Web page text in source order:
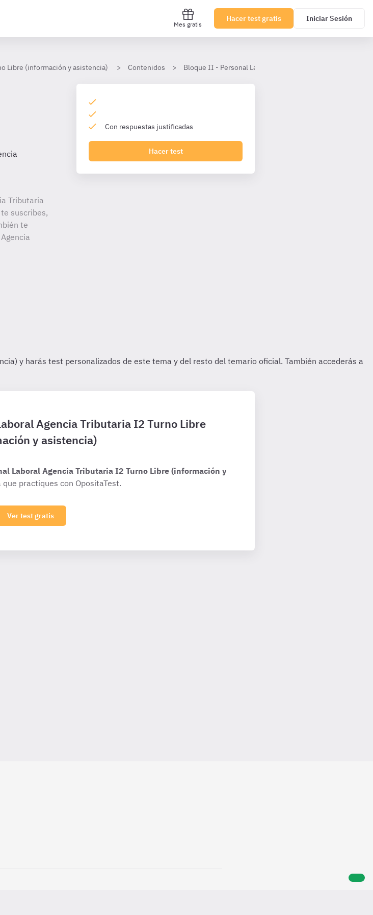
Mes gratis
Hacer test gratis Iniciar Sesión
Libre (información y asistencia) Contenidos Bloque II - Personal Laboral Agencia Tributaria I2 Turno
Tributaria
suscribes,
te
Con respuestas justificadas
Hacer test
Agencia Tributaria I2 Turno Libre
y asistencia)
Laboral Agencia Tributaria I2 Turno Libre (información y
practiques con OpositaTest.
Ver test gratis